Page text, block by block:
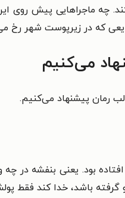
چه ماجراهایی پیش روی
که در زیرپوست شهر
می‌کنیم
رمان پیشنهاد می‌کنیم.
بود. یعنی بنفشه در
باشد، خدا کند فقط